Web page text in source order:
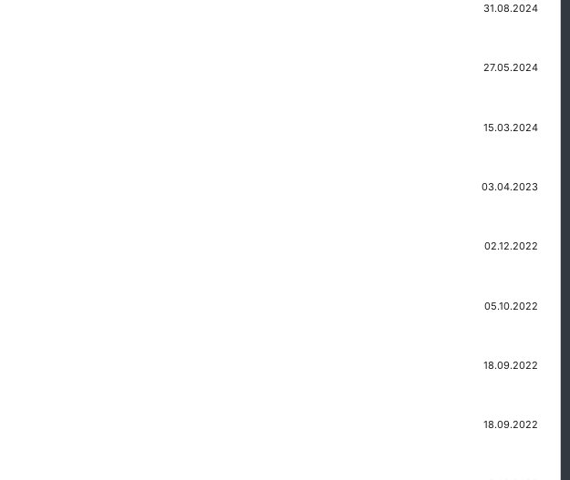
31.08.2024
27.05.2024
15.03.2024
03.04.2023
02.12.2022
05.10.2022
18.09.2022
18.09.2022